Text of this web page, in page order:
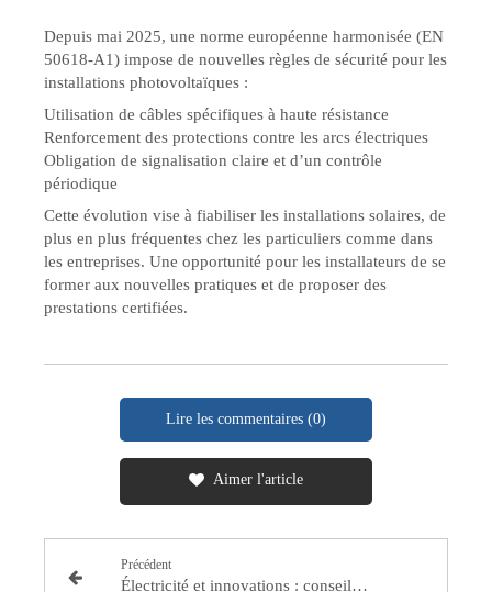
Depuis mai 2025, une norme européenne harmonisée (EN
50618-A1) impose de nouvelles règles de sécurité pour les
installations photovoltaïques :
Utilisation de câbles spécifiques à haute résistance
Renforcement des protections contre les arcs électriques
Obligation de signalisation claire et d’un contrôle
périodique
Cette évolution vise à fiabiliser les installations solaires, de
plus en plus fréquentes chez les particuliers comme dans
les entreprises. Une opportunité pour les installateurs de se
former aux nouvelles pratiques et de proposer des
prestations certifiées.
Lire les commentaires (0)
Aimer l'article
Précédent
Électricité et innovations : conseils, événements et actualités (Semaine du 5 au 10 mai 2025)